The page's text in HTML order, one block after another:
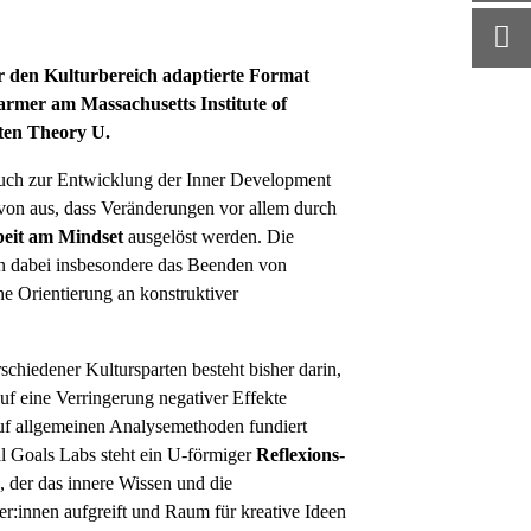
den Kulturbereich adaptierte Format
am Massachusetts Institute of
Theory U.
zur Entwicklung der Inner Development
aus, dass Veränderungen vor allem durch
am Mindsetausgelöst werden. Die
insbesondere das Beenden von
Orientierung an konstruktiver
Kultursparten besteht bisher darin,
eine Verringerung negativer Effekte
allgemeinen Analysemethoden fundiert
Labs steht ein U-förmigerReflexions-
, der das innere Wissen und die
aufgreift und Raum für kreative Ideen